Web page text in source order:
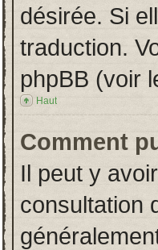
désirée. Si
traduction.
phpBB (voir
Haut
Comment
Il peut y
consultation